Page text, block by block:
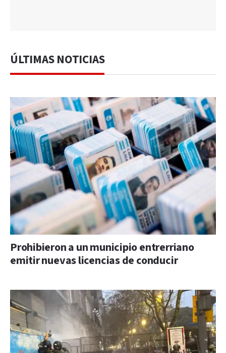
ÚLTIMAS NOTICIAS
Prohibieron a un municipio entrerriano
emitir nuevas licencias de conducir